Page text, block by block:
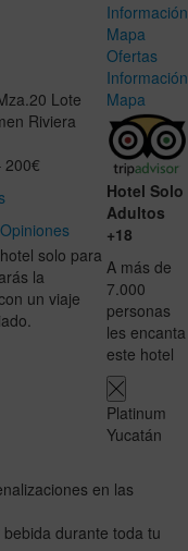
Lote
Riviera
200€
solo para
la
un viaje
Información
Mapa
Ofertas
Información
Mapa
Hotel Solo
Adultos
+18
A más de
7.000
personas
les encanta
este hotel
Platinum
Yucatán
en las
durante toda tu